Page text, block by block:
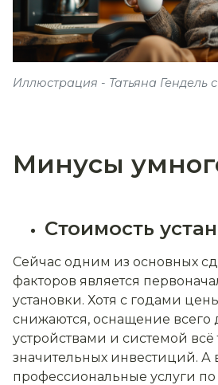
Иллюстрация - Татьяна Гендель
Минусы
Стоимость
Сейчас одним из основных
факторов является
установки. Хотя с годами
снижаются, оснащение
устройствами и системой всё
значительных инвестиций.
профессиональные услуги по